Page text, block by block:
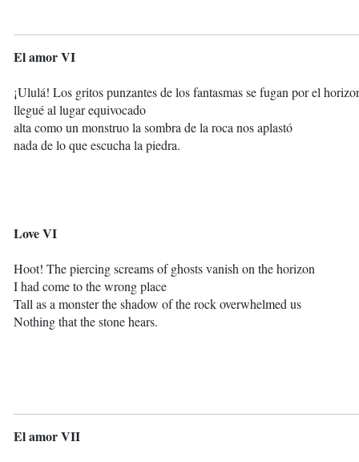
El amor VI
¡Ululá! Los gritos punzantes de los fantasmas se fugan por el
llegué al lugar equivocado
alta como un monstruo la sombra de la roca nos aplastó
nada de lo que escucha la piedra.
Love VI
Hoot! The piercing screams of ghosts vanish on the horizon
I had come to the wrong place
Tall as a monster the shadow of the rock overwhelmed us
Nothing that the stone hears.
El amor VII